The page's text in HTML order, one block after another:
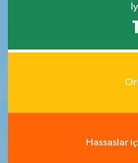
1
Hassaslar